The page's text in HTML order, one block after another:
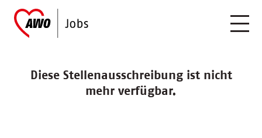
Diese Stellenausschreibung ist nicht
mehr verfügbar.